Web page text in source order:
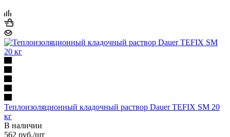
Теплоизоляционный кладочный раствор Dauer TEFIX SM 20
кг
В наличии
562 руб./шт